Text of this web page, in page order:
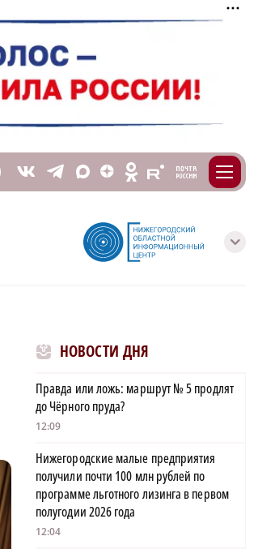
V T X Z O E m
с
НОВОСТИ ДНЯ
Правда или ложь: маршрут № 5 продлят
до Чёрного пруда?
12:09
Нижегородские малые предприятия
получили почти 100 млн рублей по
программе льготного лизинга в первом
полугодии 2026 года
12:04